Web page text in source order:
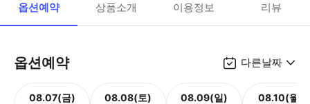
옵션예약 상품소개 이용정보 리뷰
옵션예약 다른날짜
08.07(금) 08.08(토) 08.09(일) 08.10(월)